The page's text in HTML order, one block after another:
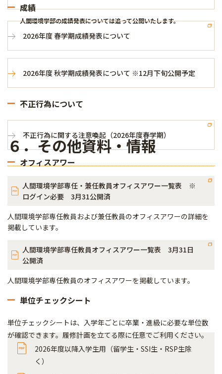
成績
人間環境学部の成績発表については追って公開いたします。
2026年度 春学期成績発表について
2026年度 秋学期成績発表について ※12月下旬公開予定
不正行為について
不正行為に関する注意喚起（2026年度春学期）
６．その他資料・情報
オフィスアワー
人間環境学部専任・兼任教員オフィスアワー一覧表 ※
ログイン必要 3月31公開済
人間環境学部専任教員および兼任教員のオフィスアワーの詳細を
掲載しています。
人間環境学部専任教員オフィスアワー一覧表 3月31日
公開済
人間環境学部専任教員のオフィスアワーを掲載しています。
単位チェックシート
単位チェックシートは、入学年ごとに卒業・進級に必要な単位数
が確認できます。履修計画を立てる際に任意でご利用ください。
2026年度以降入学生用（留学生・SSI生・RSP生除
く）